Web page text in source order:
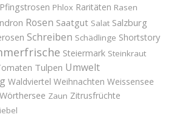
Pfingstrosen Phlox Raritäten Rasen
Rosen Saatgut Salat Salzburg
Schreiben Schädlinge Shortstory
Steiermark Steinkraut
Tulpen Umwelt
Waldviertel Weihnachten Weissensee
Wörthersee Zaun Zitrusfrüchte